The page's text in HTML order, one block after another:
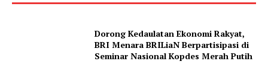
Dorong Kedaulatan Ekonomi Rakyat,
BRI Menara BRILiaN Berpartisipasi di
Seminar Nasional Kopdes Merah Putih